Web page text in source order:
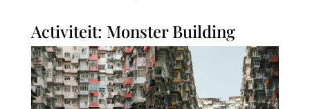
Activiteit: Monster Building